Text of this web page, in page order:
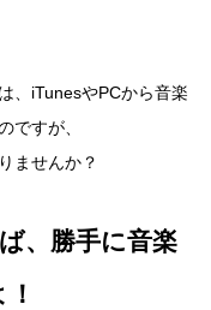
、iTunesやPCから音楽
ですが、
ませんか？
、勝手に音楽